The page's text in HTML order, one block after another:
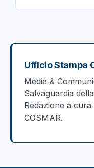
Ufficio Stampa
Media &
Salvaguardia
Redazione a cura
COSMAR.